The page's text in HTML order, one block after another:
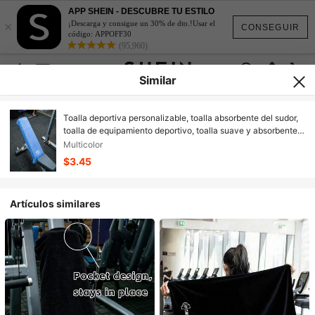
CONSEGUIR
×
APP SHEIN - DESCUBRE TU ESTILO
¡Descarga y consigue un 30% de dto.!Usar el
código: APPOFF30
(95,960)
Similar
Toalla deportiva personalizable, toalla absorbente del sudor,
toalla de equipamiento deportivo, toalla suave y absorbente
transpirable para fitness
Multicolor
$3.45
Artículos similares